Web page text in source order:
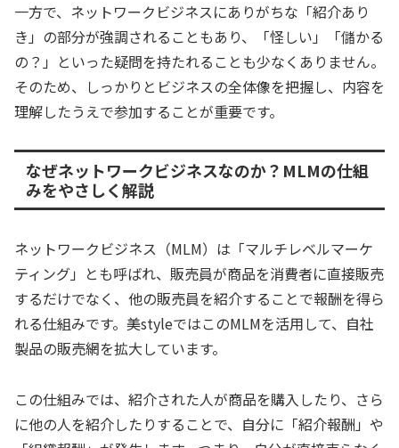
一方で、ネットワークビジネスにありがちな「紹介あり
き」の部分が強調されることもあり、「怪しい」「儲かる
の？」といった疑問を持たれることも少なくありません。
そのため、しっかりとビジネスの全体像を把握し、内容を
理解したうえで参加することが重要です。
なぜネットワークビジネスなのか？MLMの仕組
みをやさしく解説
ネットワークビジネス（MLM）は「マルチレベルマーケ
ティング」とも呼ばれ、販売員が商品を消費者に直接販売
するだけでなく、他の販売員を紹介することで報酬を得ら
れる仕組みです。美styleではこのMLMを活用して、自社
製品の販売網を拡大しています。
この仕組みでは、紹介された人が商品を購入したり、さら
に他の人を紹介したりすることで、自分に「紹介報酬」や